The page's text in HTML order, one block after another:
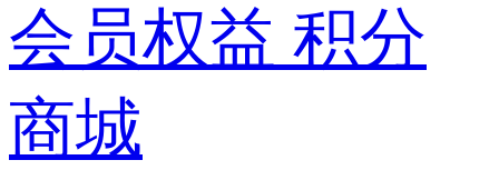
会员权益 积分
商城